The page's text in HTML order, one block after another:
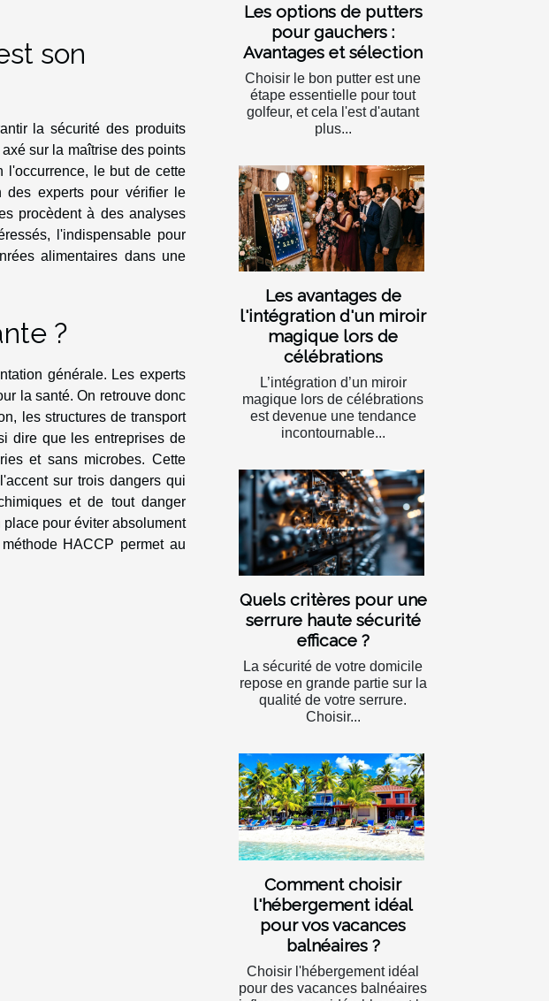
son
la sécurité des produits
sur la maîtrise des points
l'occurrence, le but de cette
des experts pour vérifier le
procèdent à des analyses
l'indispensable pour
alimentaires dans une
?
générale. Les experts
la santé. On retrouve donc
les structures de transport
dire que les entreprises de
et sans microbes. Cette
sur trois dangers qui
et de tout danger
pour éviter absolument
HACCP permet au
Les options de putters
pour gauchers :
Avantages et sélection
Choisir le bon putter est une
étape essentielle pour tout
golfeur, et cela l'est d'autant
plus...
Les avantages de
l'intégration d'un miroir
magique lors de
célébrations
L’intégration d’un miroir
magique lors de célébrations
est devenue une tendance
incontournable...
Quels critères pour une
serrure haute sécurité
efficace ?
La sécurité de votre domicile
repose en grande partie sur la
qualité de votre serrure.
Choisir...
Comment choisir
l'hébergement idéal
pour vos vacances
balnéaires ?
Choisir l'hébergement idéal
pour des vacances balnéaires